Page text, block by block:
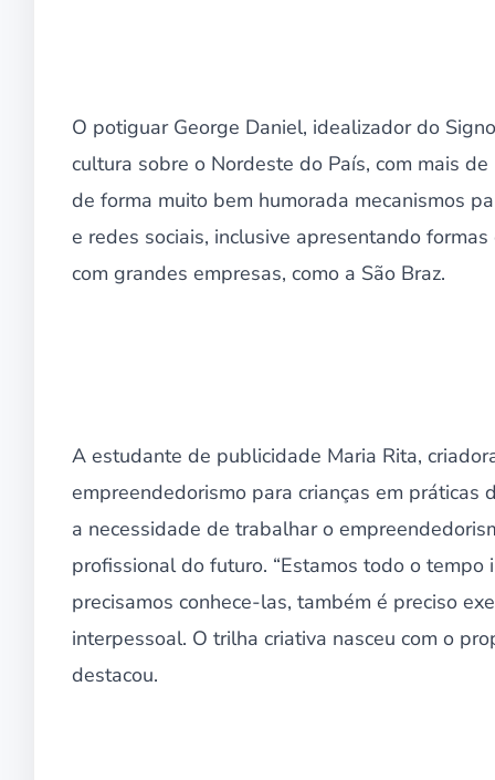
O potiguar George Daniel, idealizador do
cultura sobre o Nordeste do País, com mais
de forma muito bem humorada mecanismos
e redes sociais, inclusive apresentando
com grandes empresas, como a São Braz.
A estudante de publicidade Maria Rita,
empreendedorismo para crianças em práticas
a necessidade de trabalhar o
profissional do futuro. “Estamos todo o
precisamos conhece-las, também é preciso
interpessoal. O trilha criativa nasceu com o
destacou.